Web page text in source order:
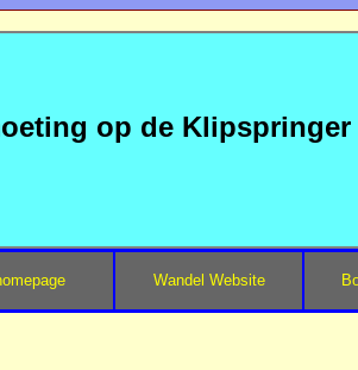
op de
Wandel Website